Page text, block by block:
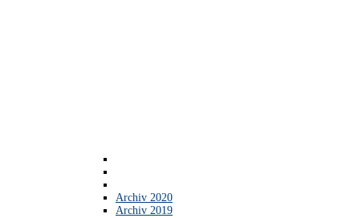
Archiv 2020
Archiv 2019